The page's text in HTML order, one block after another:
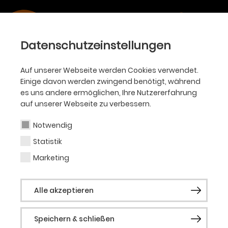
Datenschutzeinstellungen
Auf unserer Webseite werden Cookies verwendet.
Einige davon werden zwingend benötigt, während
es uns andere ermöglichen, Ihre Nutzererfahrung
auf unserer Webseite zu verbessern.
Notwendig
Statistik
Marketing
Alle akzeptieren
Speichern & schließen